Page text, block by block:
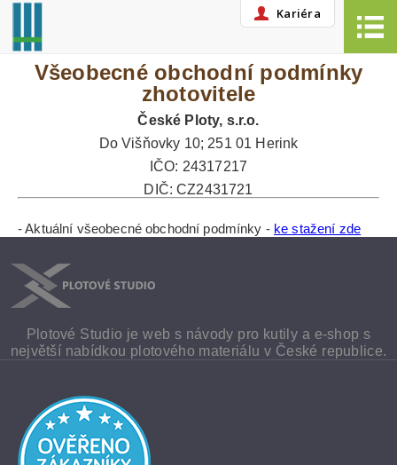
Kariéra
Všeobecné obchodní podmínky
zhotovitele
České Ploty, s.r.o.
Do Višňovky 10; 251 01 Herink
IČO: 24317217
DIČ: CZ2431721
- Aktuální všeobecné obchodní podmínky - ke stažení zde
Plotové Studio je web s návody pro kutily a e-shop s
největší­ nabí­dkou plotového materiálu v České republice.